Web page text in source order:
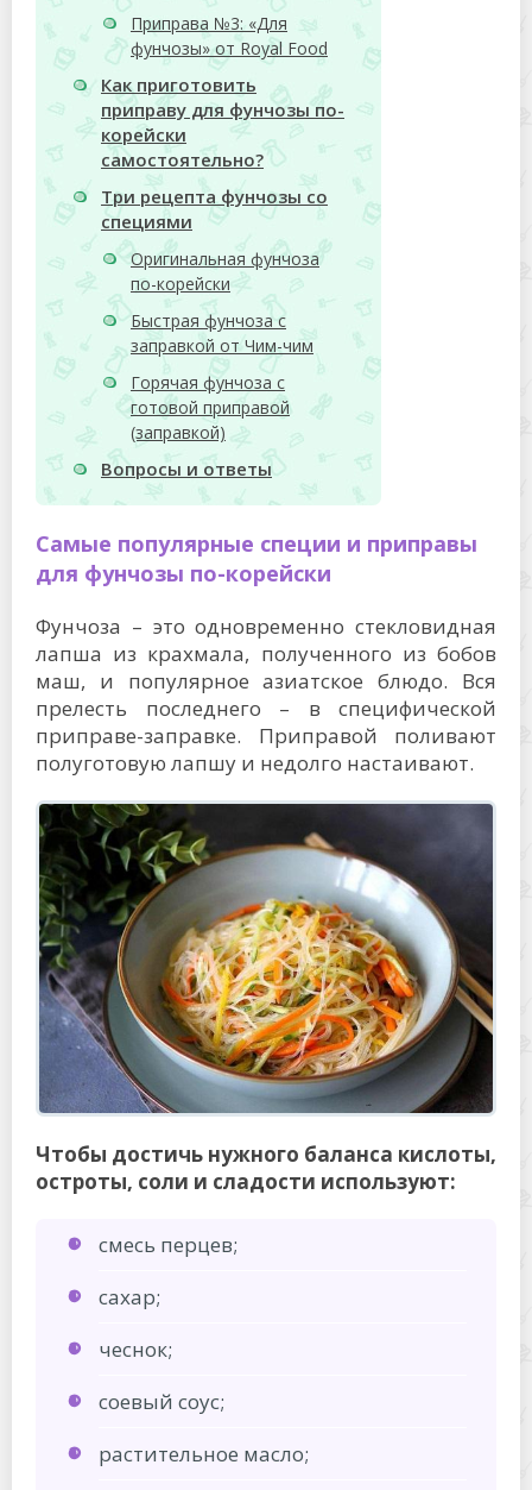
Приправа №3: «Для
фунчозы» от Royal Food
Как приготовить
приправу для фунчозы по-
корейски
самостоятельно?
Три рецепта фунчозы со
специями
Оригинальная фунчоза
по-корейски
Быстрая фунчоза с
заправкой от Чим-чим
Горячая фунчоза с
готовой приправой
(заправкой)
Вопросы и ответы
Самые популярные специи и приправы
для фунчозы по-корейски
Фунчоза – это одновременно стекловидная
лапша из крахмала, полученного из бобов
маш, и популярное азиатское блюдо. Вся
прелесть последнего – в специфической
приправе-заправке. Приправой поливают
полуготовую лапшу и недолго настаивают.
Чтобы достичь нужного баланса кислоты,
остроты, соли и сладости используют:
смесь перцев;
сахар;
чеснок;
соевый соус;
растительное масло;